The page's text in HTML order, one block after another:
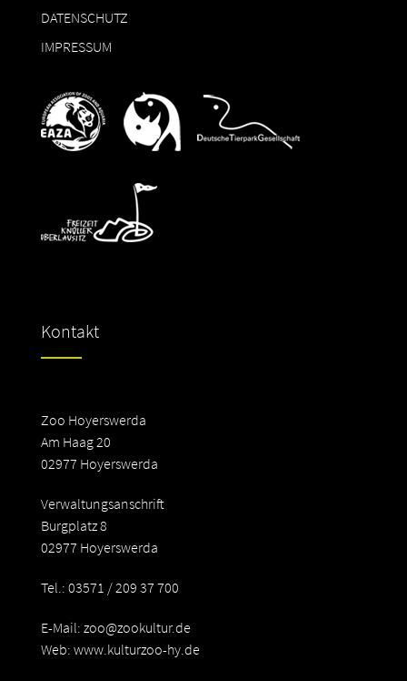
DATENSCHUTZ
IMPRESSUM
Kontakt
Zoo Hoyerswerda
Am Haag 20
02977 Hoyerswerda
Verwaltungsanschrift
Burgplatz 8
02977 Hoyerswerda
Tel.: 03571 / 209 37 700
E-Mail: zoo@zookultur.de
Web: www.kulturzoo-hy.de